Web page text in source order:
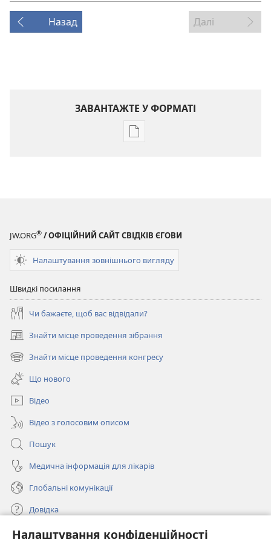
Налаштування конфіденційності
Назад Далі
ЗАВАНТАЖТЕ У ФОРМАТІ
Параметри
JW.ORG® / ОФІЦІЙНИЙ САЙТ СВІДКІВ ЄГОВИ
Налаштування зовнішнього вигляду
Швидкі посилання
Чи бажаєте, щоб вас відвідали?
Знайти місце проведення зібрання
(відкривається
у
новому
вікні)
Знайти місце проведення конгресу
(відкривається
новому
вікні)
Що нового
Відео
Відео з голосовим описом
Пошук
Медична інформація для лікарів
Глобальні комунікації
Довідка